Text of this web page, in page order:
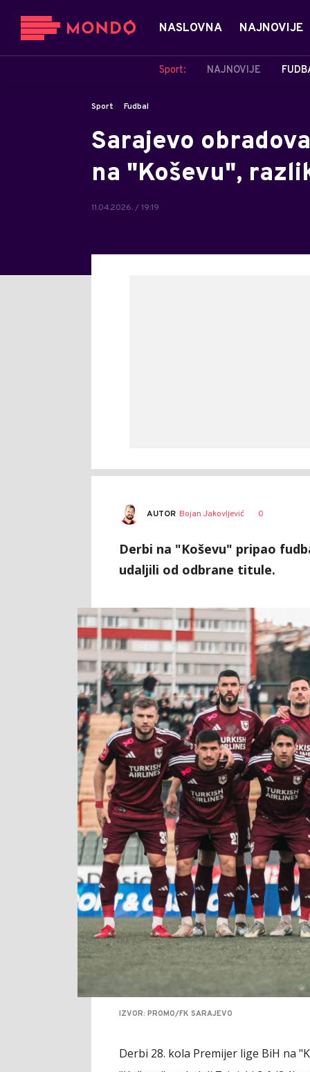
NASLOVNA NAJNOVIJE
Sport: NAJNOVIJE
Sport Fudbal
Sarajevo
na "Koševu",
11.04.2026. / 19:19
AUTOR Bojan Jakovljević 0
Derbi na "Koševu" pripao
udaljili od odbrane titule.
IZVOR: PROMO/FK SARAJEVO
Derbi 28. kola Premijer lige BiH na